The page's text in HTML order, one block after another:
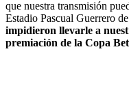
que nuestra transmisión
Estadio Pascual Guerrero
impidieron llevarle a
premiación de la Copa